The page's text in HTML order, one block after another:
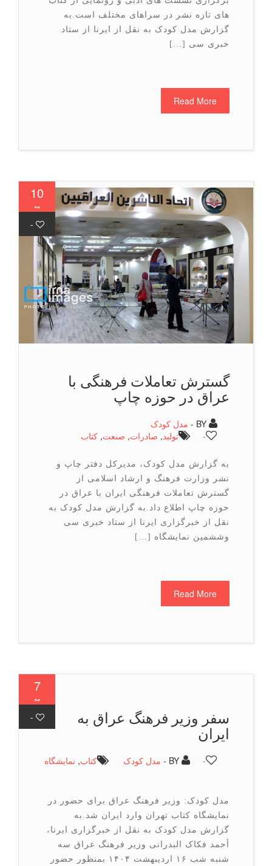
های تازه نشر در سراهای مختلف است.به
گزارش مدل کودک به نقل از ایرنا از ستاد
خبری سی […]
Read More
10
مه
-
گسترش تعاملات فرهنگی با
عراق در حوزه چاپ
مدل کودک
تولید
,صادرات ,صنعت,كتاب
به گزارش مدل کودک، مدیرکل دفتر چاپ و
نشر وزارت فرهنگ و ارشاد اسلامی از
گسترش تعاملات فرهنگی ایران با عراق در
حوزه چاپ اطلاع داد.به گزارش مدل کودک به
نقل از خبرگزاری ایرنا از ستاد خبری سی
وششمین نمایشگاه […]
Read More
سفر وزیر فرهنگ عراق به
BY - مدل کودک كتاب ,نمایشگاه
مدل کودک: وزیر فرهنگ عراق برای حضور در
نمایشگاه کتاب تهران وارد ایران شد.به
گزارش مدل کودک به نقل از خبرگزاری ایرنا،
أحمد فکاک البدرانی وزیر فرهنگ عراق سه
شنبه شب ۱۶ اردیبهشت ۱۴۰۴ بمنظور حضور